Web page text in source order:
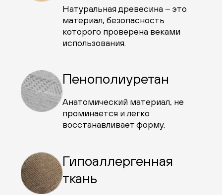
Натуральная древесина – это
материал, безопасность
которого проверена веками
использования.
Пенополиуретан
Анатомический материал, не
проминается и легко
восстанавливает форму.
Гипоаллергенная
ткань